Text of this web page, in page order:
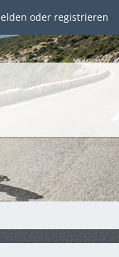
oder registrieren